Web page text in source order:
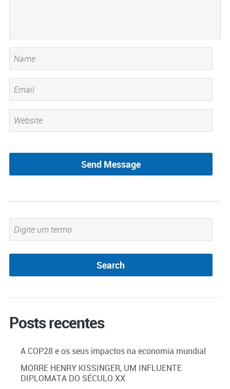
Posts recentes
A COP28 e os seus impactos na economia mundial
MORRE HENRY KISSINGER, UM INFLUENTE
DIPLOMATA DO SÉCULO XX